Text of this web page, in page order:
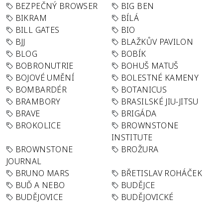
BEZPEČNÝ BROWSER
BIG BEN
BIKRAM
BÍLÁ
BILL GATES
BIO
BJJ
BLAŽKŮV PAVILON
BLOG
BOBÍK
BOBRONUTRIE
BOHUŠ MATUŠ
BOJOVÉ UMĚNÍ
BOLESTNÉ KAMENY
BOMBARDÉR
BOTANICUS
BRAMBORY
BRASILSKÉ JIU-JITSU
BRAVE
BRIGÁDA
BROKOLICE
BROWNSTONE
INSTITUTE
BROWNSTONE
JOURNAL
BROŽURA
BRUNO MARS
BŘETISLAV ROHÁČEK
BUĎ A NEBO
BUDĚJCE
BUDĚJOVICE
BUDĚJOVICKÉ